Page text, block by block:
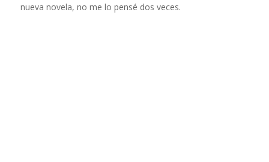
nueva novela, no me lo pensé dos veces.